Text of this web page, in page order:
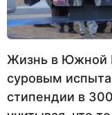
Жизнь в Южной
суровым
стипендии в